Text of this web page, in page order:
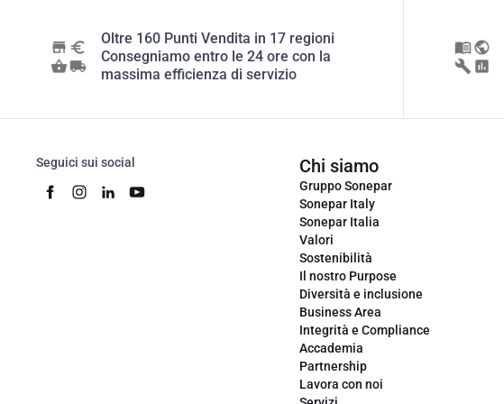
Oltre 160 Punti Vendita in 17 regioni
Consegniamo entro le 24 ore con la
massima efficienza di servizio
Seguici sui social Chi siamo
Gruppo Sonepar
Sonepar Italy
Sonepar Italia
Valori
Sostenibilità
Il nostro Purpose
Diversità e inclusione
Business Area
Integrità e Compliance
Accademia
Partnership
Lavora con noi